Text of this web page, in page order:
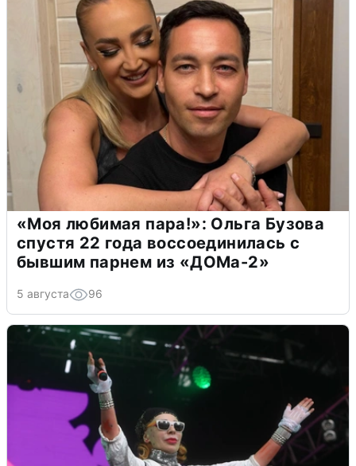
«Моя любимая пара!»: Ольга Бузова
спустя 22 года воссоединилась с
бывшим парнем из «ДОМа-2»
5 августа 96